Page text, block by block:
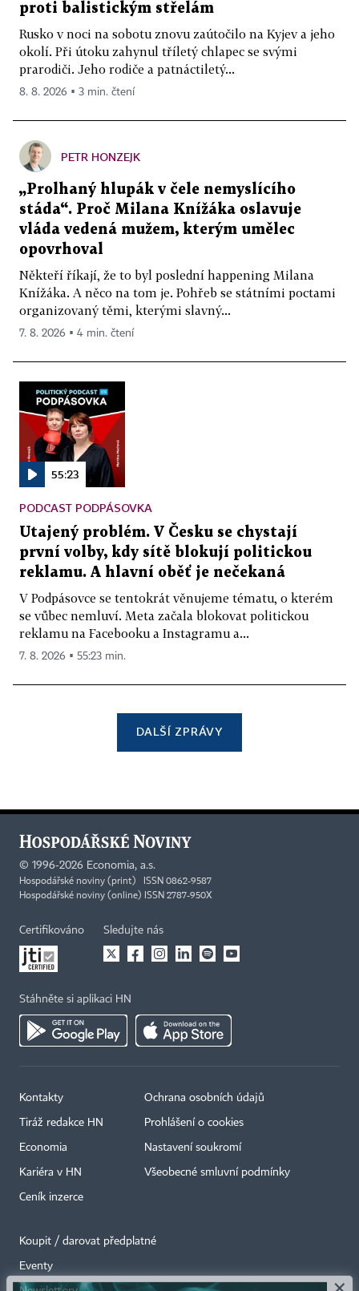
proti balistickým střelám
Rusko v noci na sobotu znovu zaútočilo na Kyjev a jeho
okolí. Při útoku zahynul tříletý chlapec se svými
prarodiči. Jeho rodiče a patnáctiletý...
8. 8. 2026 ▪ 3 min. čtení
PETR HONZEJK
„Prolhaný hlupák v čele nemyslícího
stáda“. Proč Milana Knížáka oslavuje
vláda vedená mužem, kterým umělec
opovrhoval
Někteří říkají, že to byl poslední happening Milana
Knížáka. A něco na tom je. Pohřeb se státními poctami
organizovaný těmi, kterými slavný...
7. 8. 2026 ▪ 4 min. čtení
55:23
PODCAST PODPÁSOVKA
Utajený problém. V Česku se chystají
první volby, kdy sítě blokují politickou
reklamu. A hlavní oběť je nečekaná
V Podpásovce se tentokrát věnujeme tématu, o kterém
se vůbec nemluví. Meta začala blokovat politickou
reklamu na Facebooku a Instagramu a...
7. 8. 2026 ▪ 55:23 min.
DALŠÍ ZPRÁVY
© 1996-2026 Economia, a.s.
Hospodářské noviny (print) ISSN 0862-9587
Hospodářské noviny (online) ISSN 2787-950X
Certifikováno Sledujte nás
Stáhněte si aplikaci HN
Kontakty
Tiráž redakce HN
Economia
Kariéra v HN
Ceník inzerce
Ochrana osobních údajů
Prohlášení o cookies
Nastavení soukromí
Všeobecné smluvní podmínky
Koupit / darovat předplatné
Eventy ×